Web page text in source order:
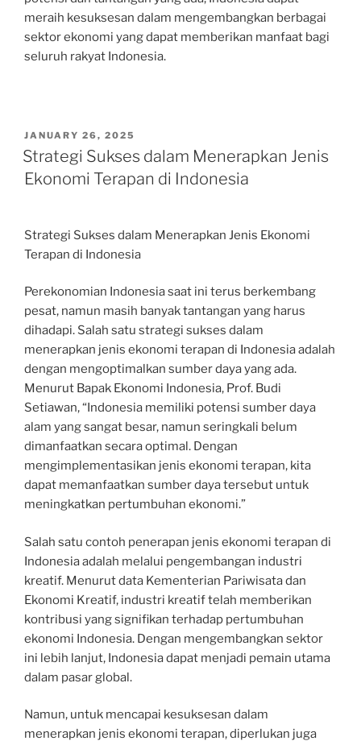
meraih kesuksesan dalam mengembangkan berbagai
sektor ekonomi yang dapat memberikan manfaat bagi
seluruh rakyat Indonesia.
POSTED
ON
JANUARY 26, 2025
Strategi Sukses dalam Menerapkan Jenis
Ekonomi Terapan di Indonesia
Strategi Sukses dalam Menerapkan Jenis Ekonomi
Terapan di Indonesia
Perekonomian Indonesia saat ini terus berkembang
pesat, namun masih banyak tantangan yang harus
dihadapi. Salah satu strategi sukses dalam
menerapkan jenis ekonomi terapan di Indonesia adalah
dengan mengoptimalkan sumber daya yang ada.
Menurut Bapak Ekonomi Indonesia, Prof. Budi
Setiawan, “Indonesia memiliki potensi sumber daya
alam yang sangat besar, namun seringkali belum
dimanfaatkan secara optimal. Dengan
mengimplementasikan jenis ekonomi terapan, kita
dapat memanfaatkan sumber daya tersebut untuk
meningkatkan pertumbuhan ekonomi.”
Salah satu contoh penerapan jenis ekonomi terapan di
Indonesia adalah melalui pengembangan industri
kreatif. Menurut data Kementerian Pariwisata dan
Ekonomi Kreatif, industri kreatif telah memberikan
kontribusi yang signifikan terhadap pertumbuhan
ekonomi Indonesia. Dengan mengembangkan sektor
ini lebih lanjut, Indonesia dapat menjadi pemain utama
dalam pasar global.
Namun, untuk mencapai kesuksesan dalam
menerapkan jenis ekonomi terapan, diperlukan juga